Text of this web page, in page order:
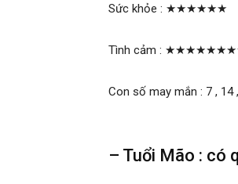
Sức khỏe : ★★★★★★
Tình cảm :
Con số may mắn : 7 , 14
– Tuổi Mão : có